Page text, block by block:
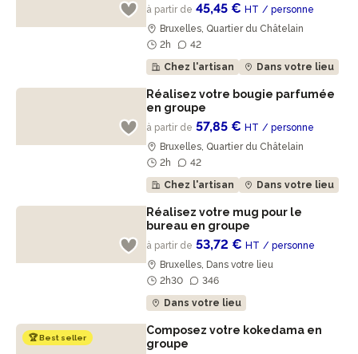
à partir de 45,45 €HT / personne
Bruxelles, Quartier du Châtelain
2h
42
Chez l'artisan
Dans votre lieu
Réalisez votre bougie parfumée
en groupe
à partir de 57,85 €HT / personne
Bruxelles, Quartier du Châtelain
2h
42
Chez l'artisan
Dans votre lieu
Réalisez votre mug pour le
bureau en groupe
à partir de 53,72 €HT / personne
Bruxelles, Dans votre lieu
2h30
346
Dans votre lieu
🏆 Best seller
Composez votre kokedama en
groupe